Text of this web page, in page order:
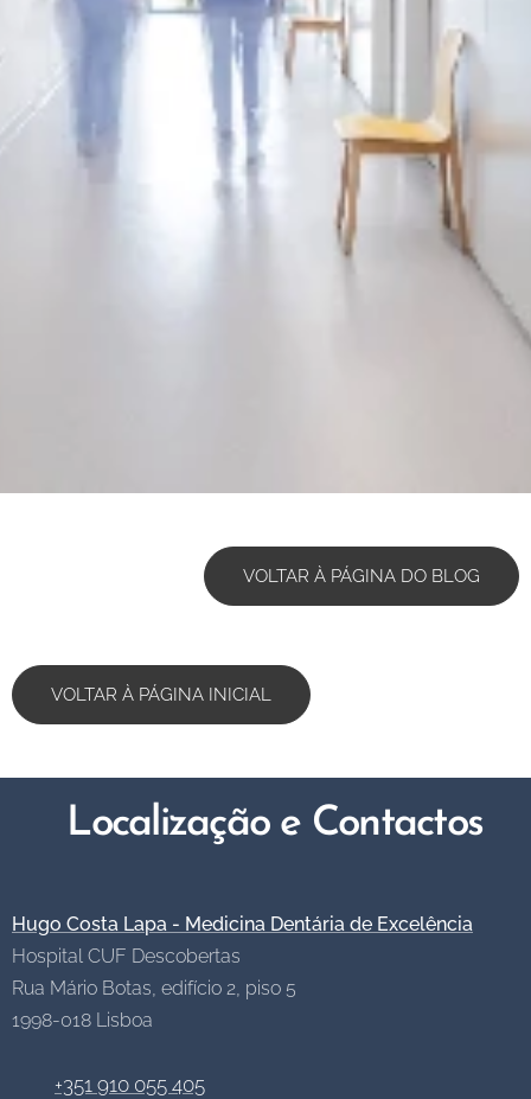
VOLTAR À PÁGINA DO BLOG
VOLTAR À PÁGINA INICIAL
Localização e Contactos
Hugo Costa Lapa - Medicina Dentária de Excelência
Hospital CUF Descobertas
Rua Mário Botas, edifício 2, piso 5
1998-018 Lisboa
+351 910 055 405